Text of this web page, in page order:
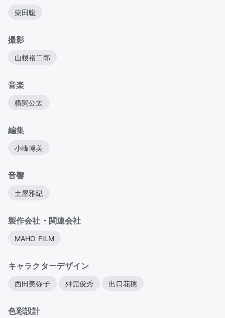
柴田聡
撮影
山根裕二郎
音楽
横関公太
編集
小峰博美
音響
土屋雅紀
製作会社・関連会社
MAHO FILM
キャラクターデザイン
西田美弥子 舛舘俊秀 出口花穂
色彩設計